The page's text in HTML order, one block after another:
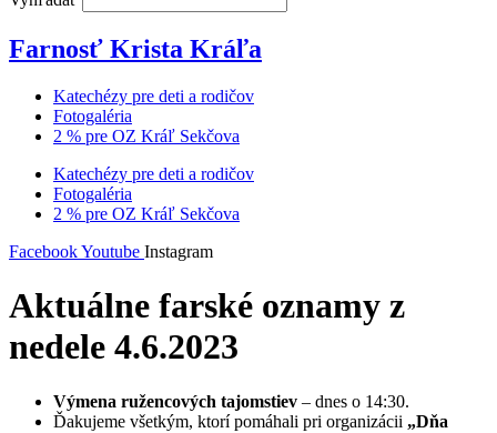
Farnosť Krista Kráľa
Katechézy pre deti a rodičov
Fotogaléria
2 % pre OZ Kráľ Sekčova
Katechézy pre deti a rodičov
Fotogaléria
2 % pre OZ Kráľ Sekčova
FacebookYoutube Instagram
Aktuálne farské oznamy z
nedele 4.6.2023
Výmena ružencových tajomstiev – dnes o 14:30.
Ďakujeme všetkým, ktorí pomáhali pri organizácii „Dňa